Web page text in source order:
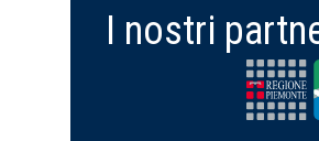
I nostri